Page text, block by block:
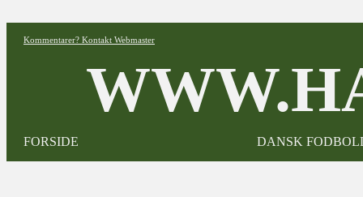
Kommentarer? Kontakt Webmaster
FORSIDE DANSK